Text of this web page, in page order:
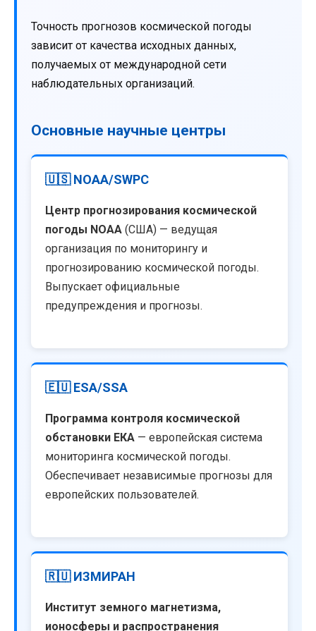
Точность прогнозов космической погоды
зависит от качества исходных данных,
получаемых от международной сети
наблюдательных организаций.
Основные научные центры
🇺🇸 NOAA/SWPC
Центр прогнозирования космической
погоды NOAA (США) — ведущая
организация по мониторингу и
прогнозированию космической погоды.
Выпускает официальные
предупреждения и прогнозы.
🇪🇺 ESA/SSA
Программа контроля космической
обстановки ЕКА — европейская система
мониторинга космической погоды.
Обеспечивает независимые прогнозы для
европейских пользователей.
🇷🇺 ИЗМИРАН
Институт земного магнетизма,
ионосферы и распространения